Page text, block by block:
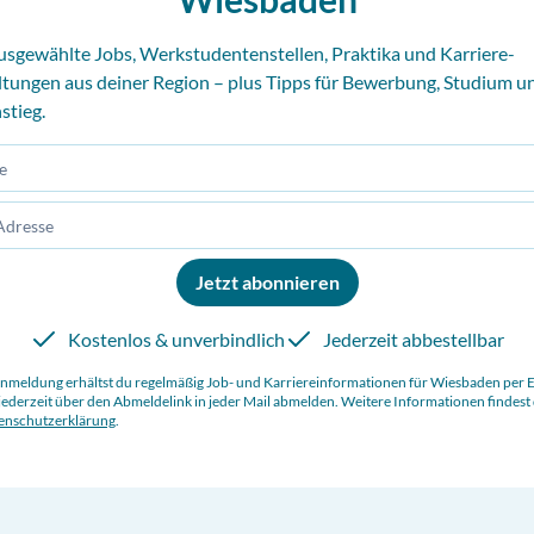
Jobs, Werkstudentenstellen, Praktika und Karriere-
aus deiner Region – plus Tipps für Bewerbung, Studium
Jetzt abonnieren
Kostenlos & unverbindlich Jederzeit abbestellbar
erhältst du regelmäßig Job- und Karriereinformationen fürWiesbaden per
über den Abmeldelink in jeder Mail abmelden. Weitere Informationen findest
.